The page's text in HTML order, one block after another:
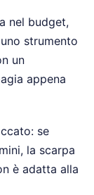
nel budget,
strumento
un
appena
se
la scarpa
è adatta alla